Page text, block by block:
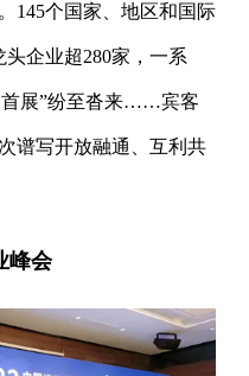
145个国家、地区和国际
企业超280家，一系
首展”纷至沓来……宾客
谱写开放融通、互利共
峰会